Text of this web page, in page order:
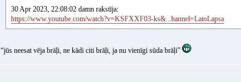
30 Apr 2023, 22:08:02 damn rakstīja:
https://www.youtube.com/watch?v=KSFXXF03-ks&...hannel=LatoLapsa
“jūs neesat vēja brāļi, ne kādi citi brāļi, ja nu vienīgi sūda brāļi”